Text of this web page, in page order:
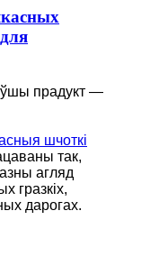
прадукт —
шчоткі
так,
агляд
гразкіх,
дарогах.